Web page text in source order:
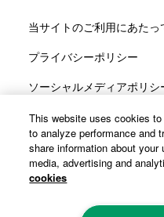
当サイトのご利用にあたっ
プライバシーポリシー
ソーシャルメディアポリシ
サイトマップ
カスタマーハラスメントへ
This website uses cookies
to analyze performance and
share information about
media, advertising and
cookies